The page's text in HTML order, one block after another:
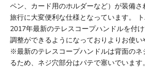
ペン、カード用のホルダーなど）が装備
旅行に大変便利な仕様となっています。
2017年最新のテレスコープハンドルを付
調整ができるようになっておりよりお使い
※最新のテレスコープハンドルは背面のネ
るため、ネジ穴部分はパテで塞いでいま